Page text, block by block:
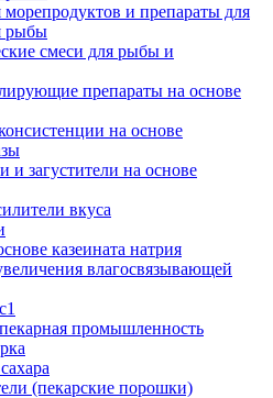
морепродуктов и препараты для
рыбы
смеси для рыбы и
препараты на основе
на основе
и загустители на основе
вкуса
казеината натрия
влагосвязывающей
промышленность
(пекарские порошки)